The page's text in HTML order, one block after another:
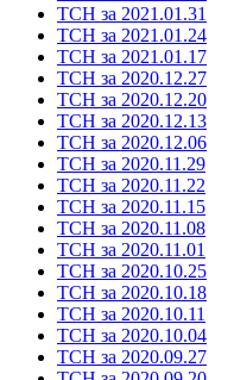
ТСН за 2021.01.31
ТСН за 2021.01.24
ТСН за 2021.01.17
ТСН за 2020.12.27
ТСН за 2020.12.20
ТСН за 2020.12.13
ТСН за 2020.12.06
ТСН за 2020.11.29
ТСН за 2020.11.22
ТСН за 2020.11.15
ТСН за 2020.11.08
ТСН за 2020.11.01
ТСН за 2020.10.25
ТСН за 2020.10.18
ТСН за 2020.10.11
ТСН за 2020.10.04
ТСН за 2020.09.27